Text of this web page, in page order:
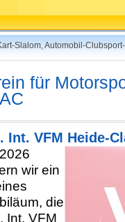
Slalom, Automobil-
für
Int. VFM Heide-
wir ein
die
Int. VFM